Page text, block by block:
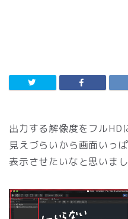
出力する解像度をフルHD
見えづらいから画面いっ
表示させたいなと思いまし